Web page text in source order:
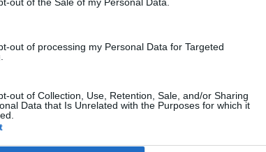
out of processing my Personal Data for Targeted
out of Collection, Use, Retention, Sale, and/or Sharing
Data that Is Unrelated with the Purposes for which it